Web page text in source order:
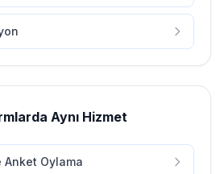
Aynı Hizmet
Anket Oylama